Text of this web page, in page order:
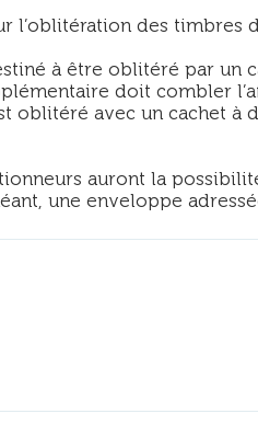
l’oblitération des timbres
à être oblitéré par un
doit combler
oblitéré avec un cachet
auront la
une enveloppe